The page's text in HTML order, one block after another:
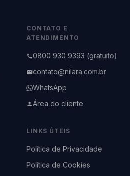
CONTATO E
ATENDIMENTO
0800 930 9393 (gratuito)
contato@nilara.com.br
WhatsApp
Área do cliente
LINKS ÚTEIS
Política de Privacidade
Política de Cookies